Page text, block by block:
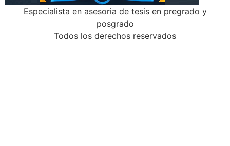
Especialista en asesoria de tesis en pregrado y
posgrado
Todos los derechos reservados